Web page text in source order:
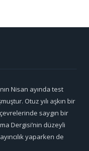
Nisan ayında test
Otuz yılı aşkın bir
saygın bir
Dergisi’nin düzeyli
yaparken de